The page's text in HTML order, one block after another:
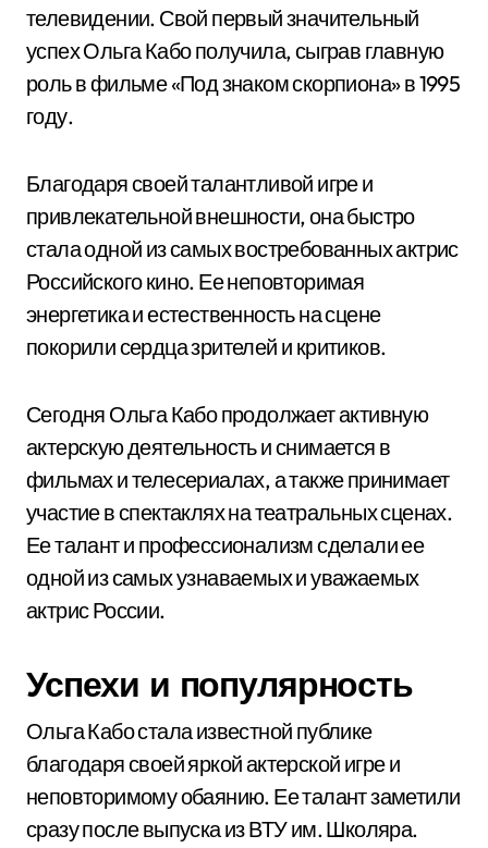
телевидении. Свой первый значительный
успех Ольга Кабо получила, сыграв главную
роль в фильме «Под знаком скорпиона» в 1995
году.
Благодаря своей талантливой игре и
привлекательной внешности, она быстро
стала одной из самых востребованных актрис
Российского кино. Ее неповторимая
энергетика и естественность на сцене
покорили сердца зрителей и критиков.
Сегодня Ольга Кабо продолжает активную
актерскую деятельность и снимается в
фильмах и телесериалах, а также принимает
участие в спектаклях на театральных сценах.
Ее талант и профессионализм сделали ее
одной из самых узнаваемых и уважаемых
актрис России.
Успехи и популярность
Ольга Кабо стала известной публике
благодаря своей яркой актерской игре и
неповторимому обаянию. Ее талант заметили
сразу после выпуска из ВТУ им. Школяра.